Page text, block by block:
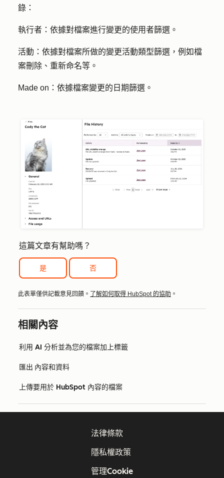
錄：
執行者： 依據對檔案進行變更的使用者篩選。
活動： 依據對檔案所做的變更活動類型篩選，例如檔
案刪除、重新命名等。
Made on： 依據檔案變更的日期篩選。
這篇文章有幫助嗎？
是 否
此表單僅供記載意見回饋。 了解如何取得 HubSpot 的協助 。
相關內容
利用 AI 分析並為您的檔案加上標籤
匯出 內容和資料
上傳要用於 HubSpot 內容的檔案
法律條款
隱私權政策
管理Cookie